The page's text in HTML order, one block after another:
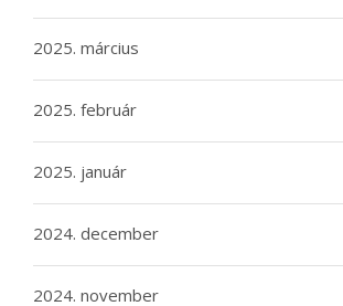
2025. március
2025. február
2025. január
2024. december
2024. november